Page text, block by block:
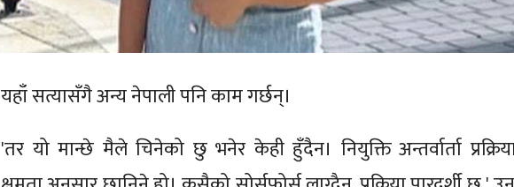
यहाँ सत्यासँगै अन्य नेपाली पनि काम गर्छन्।
'तर यो मान्छे मैले चिनेको छु भनेर केही हुँदैन। नियुक्ति अन्तर्वार्ता